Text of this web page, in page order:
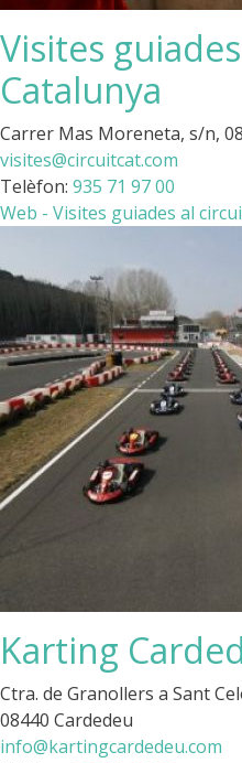
Visites
Catalunya
Carrer Mas Moreneta, s/n,
visites@circuitcat.com
Telèfon: 935 71 97 00
Web - Visites guiades al
Karting
Ctra. de Granollers a Sant
08440 Cardedeu
info@kartingcardedeu.com